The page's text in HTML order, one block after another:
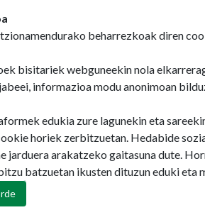
beharrezkoak diren
bisitariek webguneekin nola
informazioa modu anonimoan
edukia zure lagunekin eta
horiek zerbitzuetan. Hedabide
jarduera arakatzeko gaitasuna dute.
batzuetan ikusten dituzun eduki eta